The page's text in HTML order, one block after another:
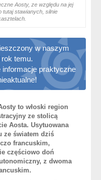
Aosty, ze względu na jej
tutaj stawianych, silnie
w naszym
temu.
praktyczne
to włoski region
ze stolicą
Aosta. Usytuowana
ze światem dziś
francuskim,
częściowo doń
z dwoma